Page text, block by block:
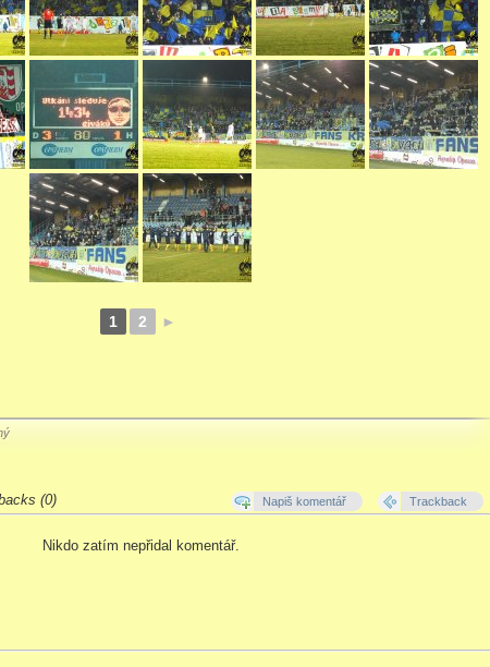
1 2 ►
(0) Napiš komentář Trackback
Nikdo zatím nepřidal komentář.